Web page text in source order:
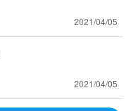
2021/04/05
2021/04/05